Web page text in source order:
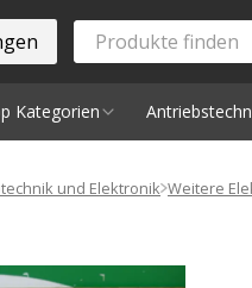
Kategorien
und Elektronik Weitere